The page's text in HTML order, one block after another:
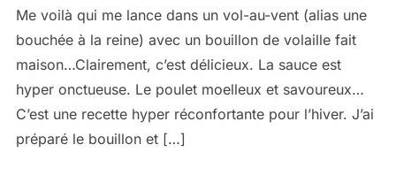
Me voilà qui me lance dans un vol-au-vent (alias une
bouchée à la reine) avec un bouillon de volaille fait
maison…Clairement, c’est délicieux. La sauce est
hyper onctueuse. Le poulet moelleux et savoureux…
C’est une recette hyper réconfortante pour l’hiver. J’ai
préparé le bouillon et […]